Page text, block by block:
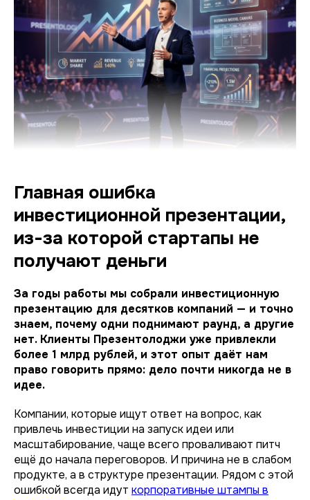
Главная ошибка
инвестиционной презентации,
из-за которой стартапы не
получают деньги
За годы работы мы собрали инвестиционную
презентацию для десятков компаний — и точно
знаем, почему одни поднимают раунд, а другие
нет. Клиенты Презентолоджи уже привлекли
более 1 млрд рублей, и этот опыт даёт нам
право говорить прямо: дело почти никогда не в
идее.
Компании, которые ищут ответ на вопрос, как
привлечь инвестиции на запуск идеи или
масштабирование, чаще всего проваливают питч
ещё до начала переговоров. И причина не в слабом
продукте, а в структуре презентации. Рядом с этой
ошибкой всегда идут корпоративные штампы в